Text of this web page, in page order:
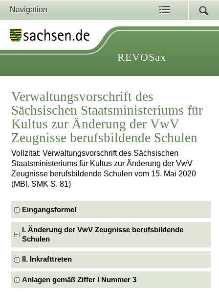
Navigation
REVOSax
Verwaltungsvorschrift des
Sächsischen Staatsministeriums für
Kultus zur Änderung der VwV
Zeugnisse berufsbildende Schulen
Vollzitat: Verwaltungsvorschrift des Sächsischen
Staatsministeriums für Kultus zur Änderung der VwV
Zeugnisse berufsbildende Schulen vom 15. Mai 2020
(MBl. SMK S. 81)
Eingangsformel
I. Änderung der VwV Zeugnisse berufsbildende
Schulen
II. Inkrafttreten
Anlagen gemäß Ziffer I Nummer 3